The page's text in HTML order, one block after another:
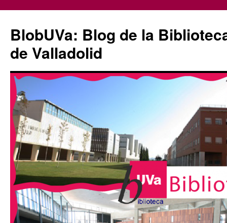
contenido
BlobUVa: Blog de la
de Valladolid